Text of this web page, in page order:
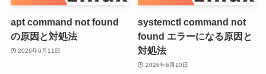
apt command not found
の原因と対処法
2026年6月11日
systemctl command not
found エラーになる原因と
対処法
2026年6月10日